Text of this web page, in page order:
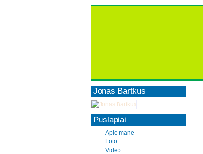
Jonas Bartkus
Puslapiai
Apie mane
Foto
Video